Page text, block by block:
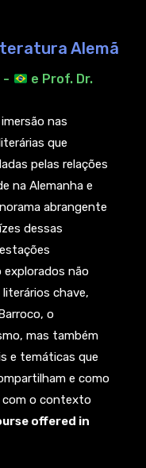
Alemã
-
e Prof. Dr.
nas
que
pelas relações
na Alemanha e
abrangente
dessas
explorados não
chave,
o
mas também
e temáticas que
e como
com o contexto
offered in